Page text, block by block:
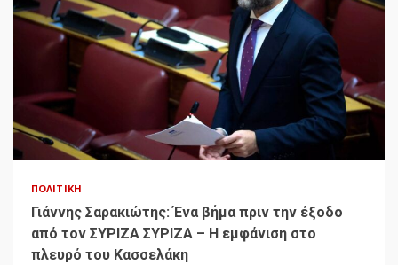
ΠΟΛΙΤΙΚΉ
Γιάννης Σαρακιώτης: Ένα βήμα πριν την έξοδο
από τον ΣΥΡΙΖΑ ΣΥΡΙΖΑ – Η εμφάνιση στο
πλευρό του Κασσελάκη